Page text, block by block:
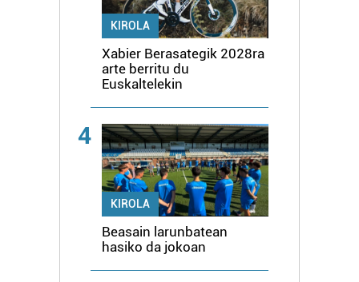
KIROLA
Xabier Berasategik 2028ra
arte berritu du
Euskaltelekin
4
KIROLA
Beasain larunbatean
hasiko da jokoan